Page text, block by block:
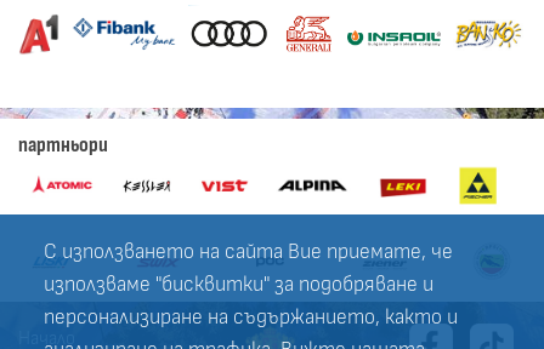
С използването на сайта Вие приемате, че
използваме "бисквитки" за подобряване и
персонализиране на съдържанието, както и
партньори